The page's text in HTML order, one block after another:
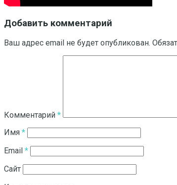
Добавить комментарий
Ваш адрес email не будет опубликован.
Комментарий *
Имя *
Email *
Сайт